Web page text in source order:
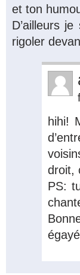
et ton
D’ailleurs
rigoler
hihi!
droit,
PS: